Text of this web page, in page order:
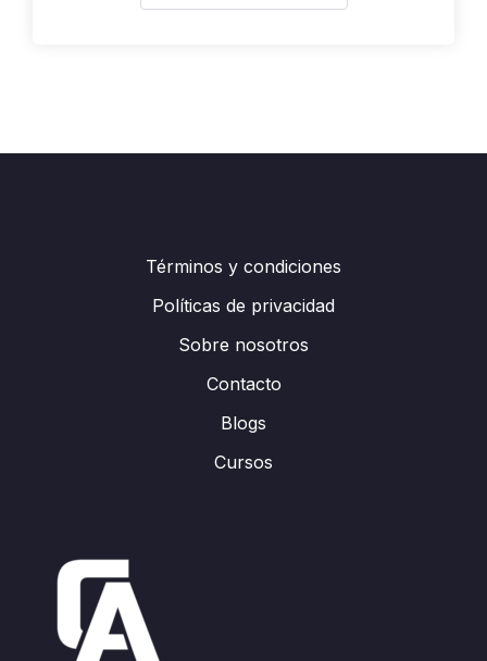
Términos y condiciones
Políticas de privacidad
Sobre nosotros
Contacto
Blogs
Cursos